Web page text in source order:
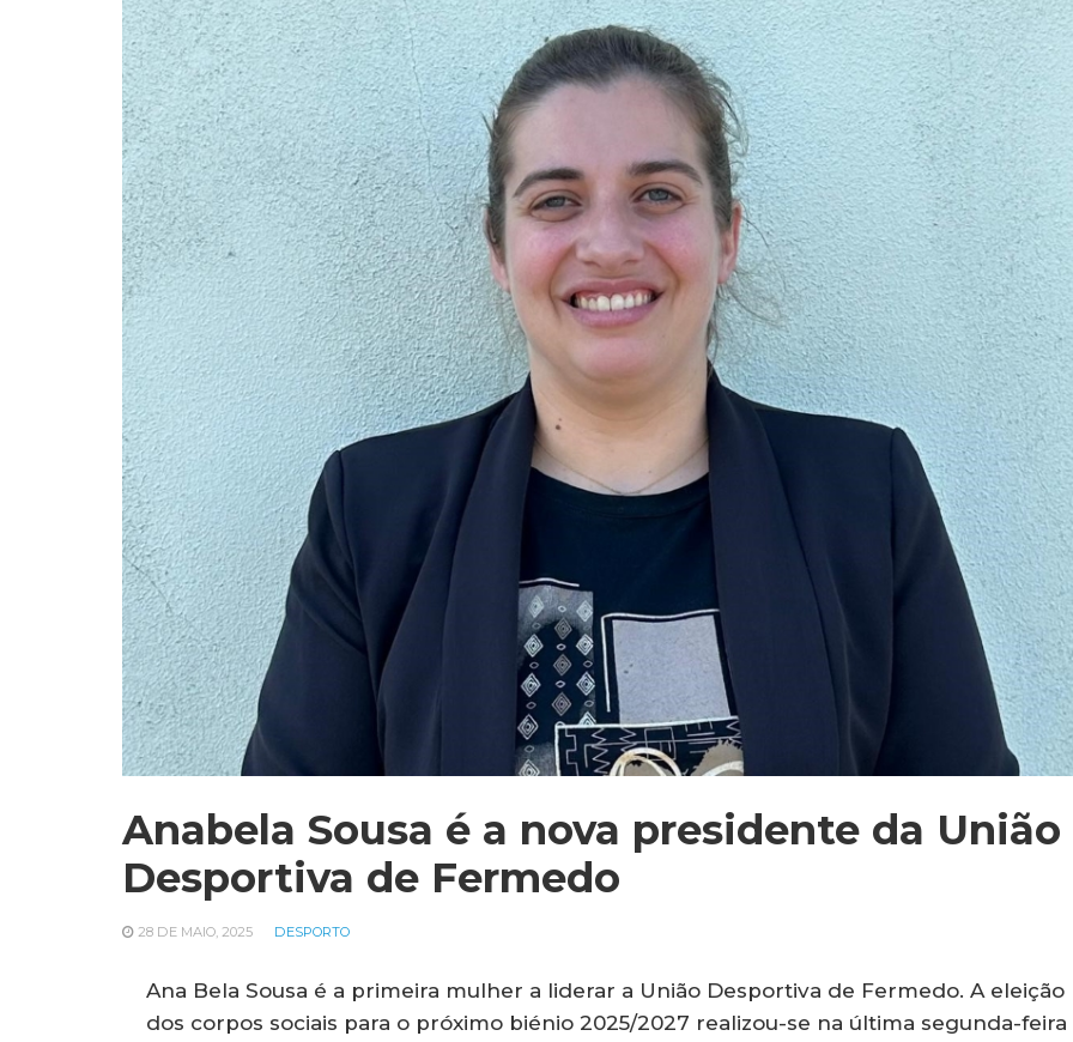
Anabela Sousa é a nova presidente da União
Desportiva de Fermedo
28 DE MAIO, 2025 DESPORTO
Ana Bela Sousa é a primeira mulher a liderar a União Desportiva de Fermedo. A eleição
dos corpos sociais para o próximo biénio 2025/2027 realizou-se na última segunda-feira